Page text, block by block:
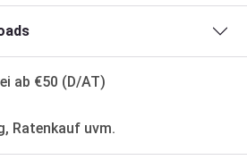
ab €50 (D/AT)
Ratenkauf uvm.